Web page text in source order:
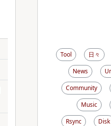
Tool 日々
News
Community
Music
Rsync
Disk